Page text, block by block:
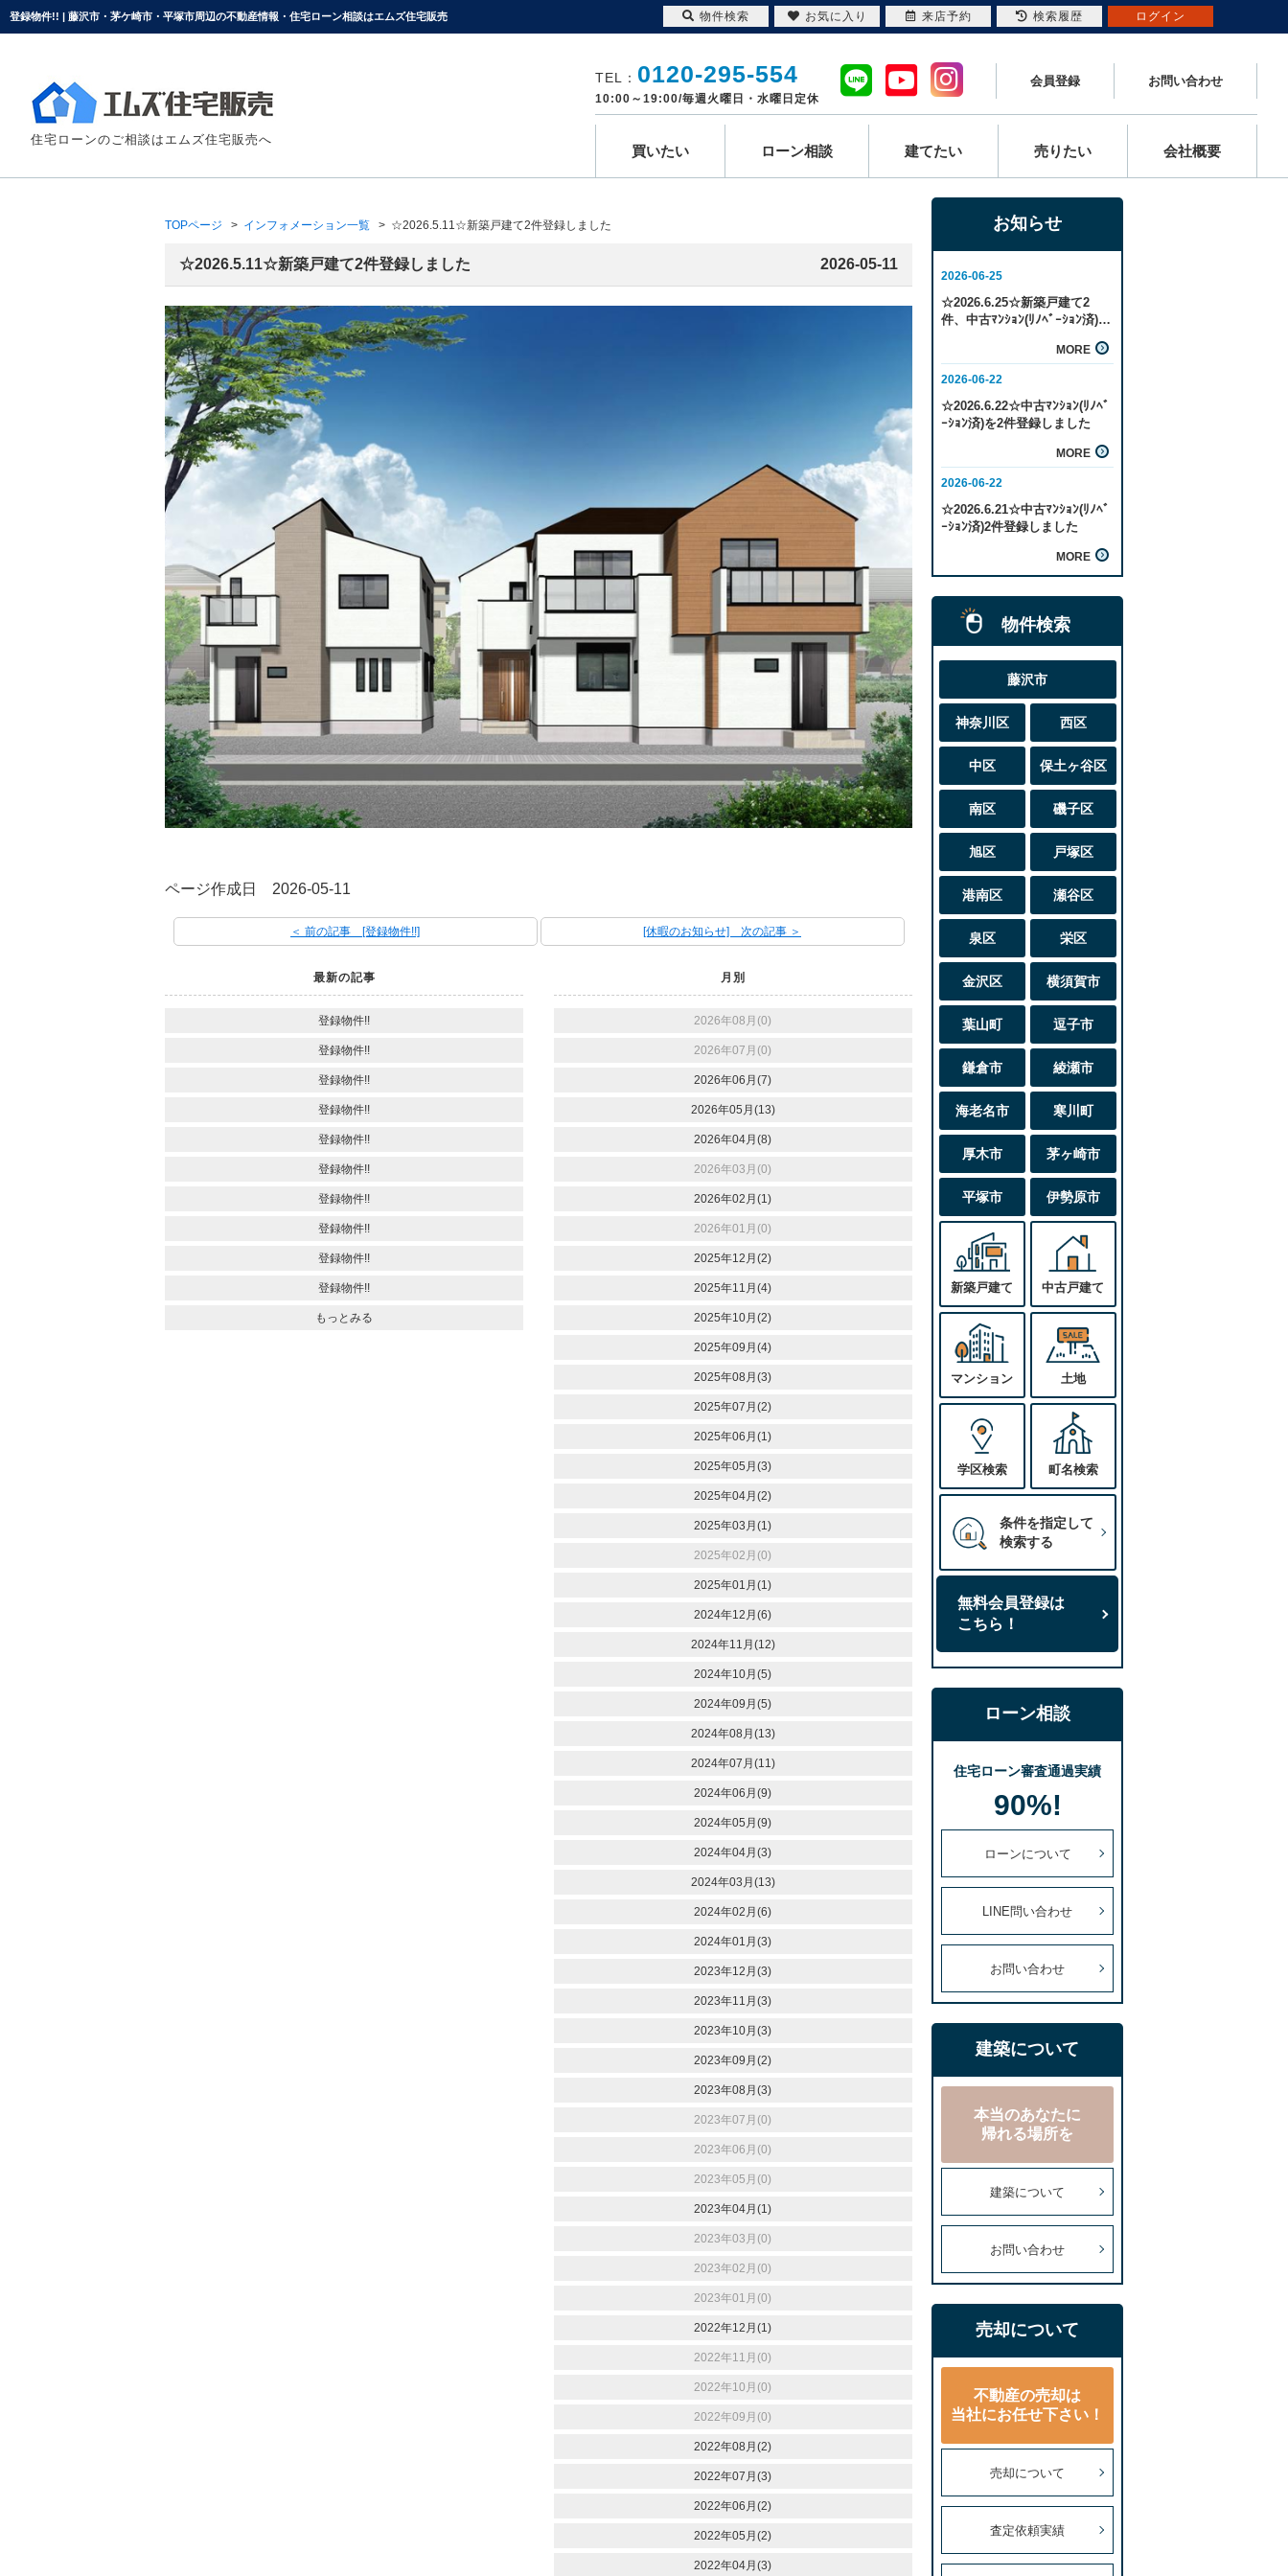
登録物件!! | 藤沢市・茅ケ崎市・平塚市周辺の不動産情報・住宅ローン相談はエムズ住宅販売
住宅ローンのご相談はエムズ住宅販売へ
TEL： 0120-295-554
10:00～19:00/毎週火曜日・水曜日定休
会員登録 お問い合わせ
買いたい ローン相談 建てたい 売りたい 会社概要
TOPページ インフォメーション一覧 ☆2026.5.11☆新築戸建て2件登録しました
☆2026.5.11☆新築戸建て2件登録しました 2026-05-11
ページ作成日 2026-05-11
＜ 前の記事 [登録物件!!] [休暇のお知らせ] 次の記事 ＞
最新の記事
登録物件!!
登録物件!!
登録物件!!
登録物件!!
登録物件!!
登録物件!!
登録物件!!
登録物件!!
登録物件!!
登録物件!!
もっとみる
月別
2026年08月(0)
2026年07月(0)
2026年06月(7)
2026年05月(13)
2026年04月(8)
2026年03月(0)
2026年02月(1)
2026年01月(0)
2025年12月(2)
2025年11月(4)
2025年10月(2)
2025年09月(4)
2025年08月(3)
2025年07月(2)
2025年06月(1)
2025年05月(3)
2025年04月(2)
2025年03月(1)
2025年02月(0)
2025年01月(1)
2024年12月(6)
2024年11月(12)
2024年10月(5)
2024年09月(5)
2024年08月(13)
2024年07月(11)
2024年06月(9)
2024年05月(9)
2024年04月(3)
2024年03月(13)
2024年02月(6)
2024年01月(3)
2023年12月(3)
2023年11月(3)
2023年10月(3)
2023年09月(2)
2023年08月(3)
2023年07月(0)
2023年06月(0)
2023年05月(0)
2023年04月(1)
2023年03月(0)
2023年02月(0)
2023年01月(0)
2022年12月(1)
2022年11月(0)
2022年10月(0)
2022年09月(0)
2022年08月(2)
2022年07月(3)
2022年06月(2)
2022年05月(2)
2022年04月(3)
お知らせ
物件検索
藤沢市
神奈川区 西区
中区 保土ヶ谷区
南区 磯子区
旭区 戸塚区
港南区 瀬谷区
泉区 栄区
金沢区 横須賀市
葉山町 逗子市
鎌倉市 綾瀬市
海老名市 寒川町
厚木市 茅ヶ崎市
平塚市 伊勢原市
新築戸建て 中古戸建て
マンション 土地
学区検索 町名検索
条件を指定して
検索する
無料会員登録は
こちら！
ローン相談
住宅ローン審査通過実績
90%!
ローンについて
LINE問い合わせ
お問い合わせ
建築について
本当のあなたに
帰れる場所を
建築について
お問い合わせ
売却について
不動産の売却は
当社にお任せ下さい！
売却について
査定依頼実績
物件検索 お気に入り 来店予約 検索履歴 ログイン